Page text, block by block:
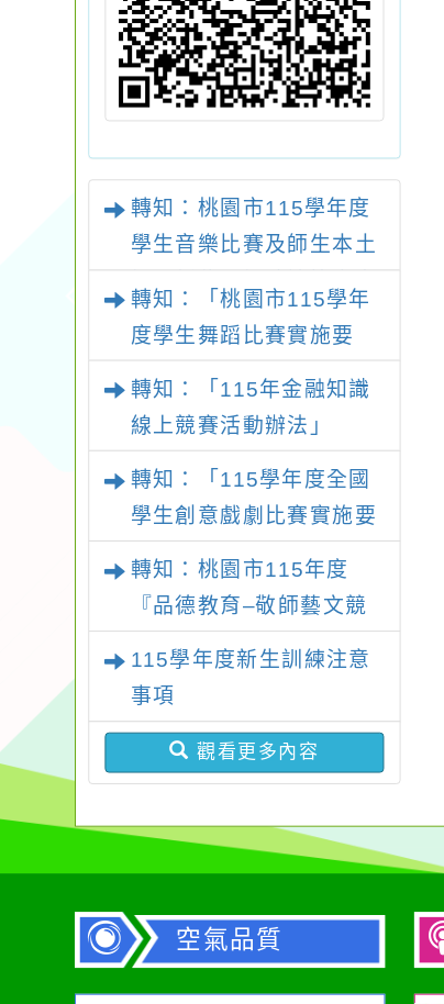
轉知：桃園市115學年度
學生音樂比賽及師生本土
轉知：「桃園市115學年
度學生舞蹈比賽實施要
轉知：「115年金融知識
線上競賽活動辦法」
轉知：「115學年度全國
學生創意戲劇比賽實施要
轉知：桃園市115年度
『品德教育–敬師藝文競
115學年度新生訓練注意
事項
觀看更多內容
空氣品質